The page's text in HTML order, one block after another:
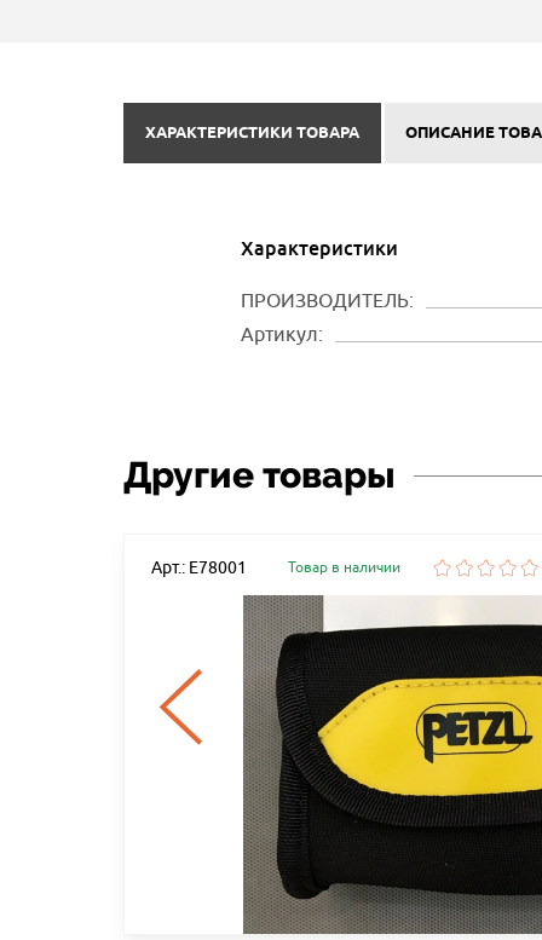
ХАРАКТЕРИСТИКИ ТОВАРА ОПИСАНИЕ
Характеристики
ПРОИЗВОДИТЕЛЬ:
Артикул:
Другие товары
Арт.: E78001 Товар в наличии